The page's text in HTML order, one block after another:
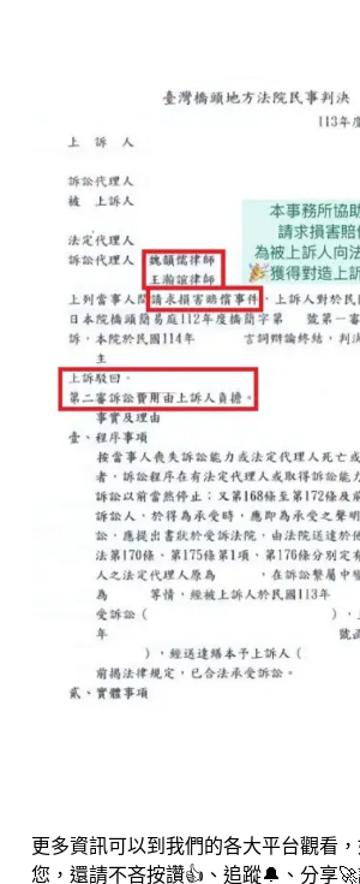
更多資訊可以到我們的各大平台觀看
您，還請不吝按讚👍、追蹤🔔、分享